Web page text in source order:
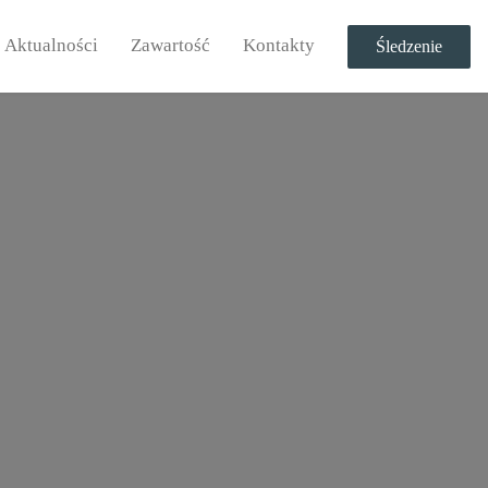
Aktualności Zawartość Kontakty Śledzenie